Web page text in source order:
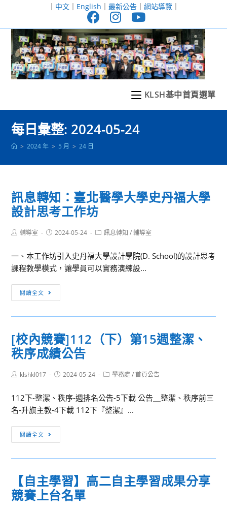
至
｜ 中文｜ English ｜ 最新公告｜ 網站導覽｜
KLSH基中首頁選單
每日彙整: 2024-05-24
> 2024 年 > 5 月 > 24 日
訊息轉知：臺北醫學大學史丹福大學
設計思考工作坊
Post輔導室
Post2024-05-24
Post訊息轉知 / 輔導室
一、本工作坊引入史丹福大學設計學院(D. School)的設計思考
課程教學模式，讓學員可以實務演練設...
閱讀全文
息
轉
臺
北
學
學
史
丹
學
設
計
思
[校內競賽]112（下）第15週整潔、
秩序成績公告
Postklshkl017
Post2024-05-24
Post學務處 / 首頁公告
112下-整潔、秩序-週排名公告-5下載 公告＿整潔、秩序前三
名-升旗主教-4下載 112下『整潔』...
閱讀全文
內
競
第
15
【自主學習】高二自主學習成果分享
競賽上台名單